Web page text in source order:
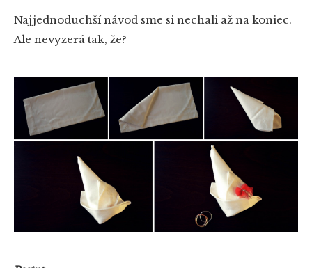
Najjednoduchší návod sme si nechali až na koniec.
Ale nevyzerá tak, že?